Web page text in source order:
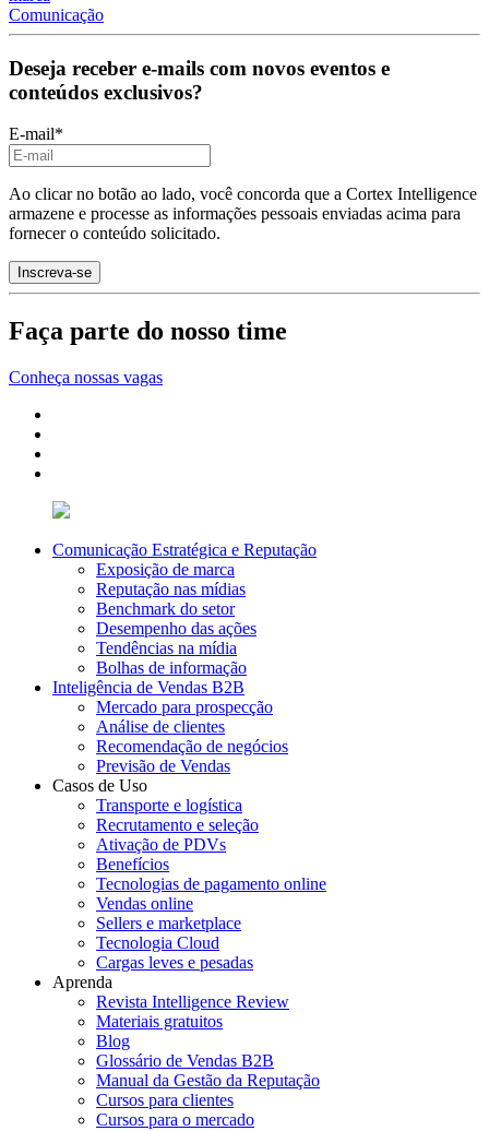
Comunicação
Deseja receber e-mails com novos eventos e
conteúdos exclusivos?
E-mail*
Ao clicar no botão ao lado, você concorda que a Cortex Intelligence
armazene e processe as informações pessoais enviadas acima para
fornecer o conteúdo solicitado.
Faça parte do nosso time
Conheça nossas vagas
Comunicação Estratégica e Reputação
Exposição de marca
Reputação nas mídias
Benchmark do setor
Desempenho das ações
Tendências na mídia
Bolhas de informação
Inteligência de Vendas B2B
Mercado para prospecção
Análise de clientes
Recomendação de negócios
Previsão de Vendas
Casos de Uso
Transporte e logística
Recrutamento e seleção
Ativação de PDVs
Benefícios
Tecnologias de pagamento online
Vendas online
Sellers e marketplace
Tecnologia Cloud
Cargas leves e pesadas
Aprenda
Revista Intelligence Review
Materiais gratuitos
Blog
Glossário de Vendas B2B
Manual da Gestão da Reputação
Cursos para clientes
Cursos para o mercado